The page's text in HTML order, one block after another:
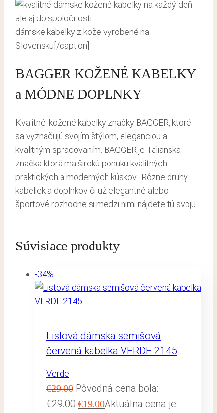
dámske kabelky z kože vyrobené na
Slovensku[/caption]
BAGGER KOŽENÉ KABELKY
a MÓDNE DOPLNKY
Kvalitné, kožené kabelky značky BAGGER, ktoré
sa vyznačujú svojím štýlom, eleganciou a
kvalitným spracovaním. BAGGER je Talianska
značka ktorá ma širokú ponuku kvalitných
praktických a moderných kúskov. Rôzne druhy
kabeliek a doplnkov či už elegantné alebo
športové rozhodne si medzi nimi nájdete tú svoju.
Súvisiace produkty
-34%
Listová dámska semišová
červená kabelka VERDE 2145
Verde
€29.00 Pôvodná cena bola:
€29.00.€19.00Aktuálna cena je: